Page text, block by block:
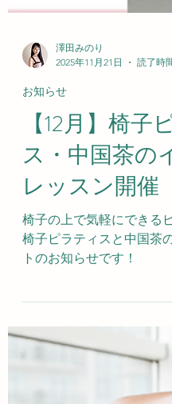
澤田みのり
2025年11月21日
読了時
お知らせ
【12月】椅子
ス・中国茶の
レッスン開催
椅子の上で気軽にできる